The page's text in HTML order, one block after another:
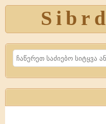
Search